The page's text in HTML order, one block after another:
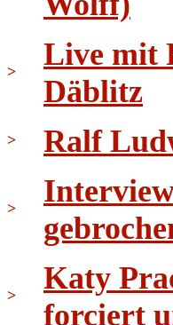
>
Live mit
Däblitz
> Ralf
>
>
Katy
forciert